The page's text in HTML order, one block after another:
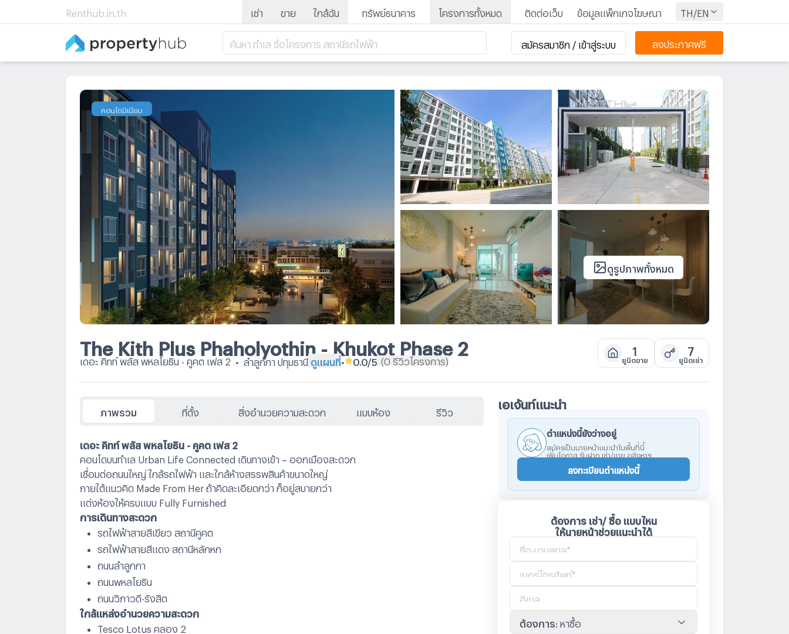
Renthub.in.th เช่า ขาย ใกล้ฉัน ทรัพย์ธนาคาร โครงการทั้งหมด ติดต่อเว็บ ข้อมูลแพ็กเกจโฆษณา TH/EN
ค้นหา ทำเล ชื่อโครงการ สถานีรถไฟฟ้า สมัครสมาชิก / เข้าสู่ระบบ ลงประกาศฟรี
ดูรูปภาพทั้งหมด
คอนโดมิเนียม
The Kith Plus Phaholyothin - Khukot Phase 2
เดอะ คิทท์ พลัส พหลโยธิน - คูคต เฟส 2 • ลำลูกกา ปทุมธานี ดูแผนที่• 0.0/5 (0 รีวิวโครงการ)
1
ยูนิตขาย
7
ยูนิตเช่า
ภาพรวม ที่ตั้ง สิ่งอำนวยความสะดวก แบบห้อง รีวิว
เดอะ คิทท์ พลัส พหลโยธิน - คูคต เฟส 2
คอนโดบนทำเล Urban Life Connected เดินทางเข้า – ออกเมืองสะดวก
เชื่อมต่อถนนใหญ่ ใกล้รถไฟฟ้า และใกล้ห้างสรรพสินค้าขนาดใหญ่
ภายใต้แนวคิด Made From Her ถ้าคิดละเอียดกว่า ก็อยู่สบายกว่า
แต่งห้องให้ครบแบบ Fully Furnished
การเดินทางสะดวก
รถไฟฟ้าสายสีเขียว สถานีคูคต
รถไฟฟ้าสายสีแดง สถานีหลักหก
ถนนลำลูกกา
ถนนพหลโยธิน
ถนนวิภาวดี-รังสิต
ใกล้แหล่งอำนวยความสะดวก
Tesco Lotus คลอง 2
เอเจ้นท์แนะนำ
ตำแหน่งนี้ยังว่างอยู่
สมัครเป็นนายหน้าแนะนำในพื้นที่นี้
เพิ่มโอกาส รับฝาก เช่า/ขาย อสังหาฯ
ลงทะเบียนตำแหน่งนี้
ต้องการ เช่า/ ซื้อ แบบไหน
ให้นายหน้าช่วยแนะนำได้
ต้องการ: หาซื้อ